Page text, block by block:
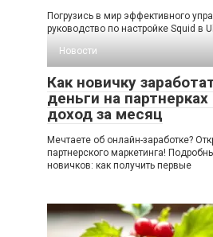
Погрузись в мир эффективного
руководство по настройке Squid в
Новости
Как новичку
деньги на
доход за месяц
Мечтаете об онлайн-заработке?
партнерского маркетинга!
новичков: как получить первые